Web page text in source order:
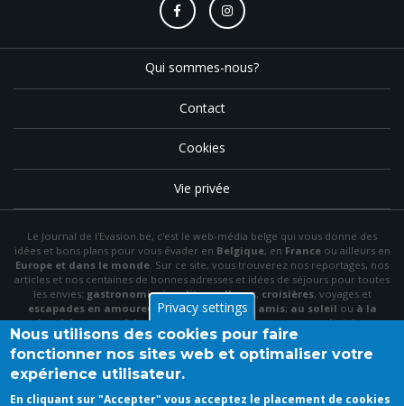
Qui sommes-nous?
Contact
Cookies
Vie privée
Le Journal de l'Evasion.be, c'est le web-média belge qui vous donne des
idées et bons plans pour vous évader en Belgique, en Franceou ailleurs en
Europe et dans le monde . Sur ce site, vous trouverez nos reportages, nos
articles et nos centaines de bonnes adresses et idées de séjours pour toutes
les envies: gastronomie,insolite,wellness, croisières, voyages et
escapades en amoureux ,en famille,entre amis; au soleil ou à la
neige,à la merouà la montagne à la campagneou encitytrip, en
hôtel, en gîteou enchambre d'hôte…
N'hésitez pas à utiliser le menu et la barre de recherche pour trouver le bon
plan idéal parmi nos articles et archives, à "aimer" notre
vous inscrire à notre newsletter mensuelle pour recevoir en primeur nos
Privacy settings
Nous utilisons des cookies pour faire
fonctionner nos sites web et optimaliser votre
expérience utilisateur.
En cliquant sur "Accepter" vous acceptez le placement de cookies